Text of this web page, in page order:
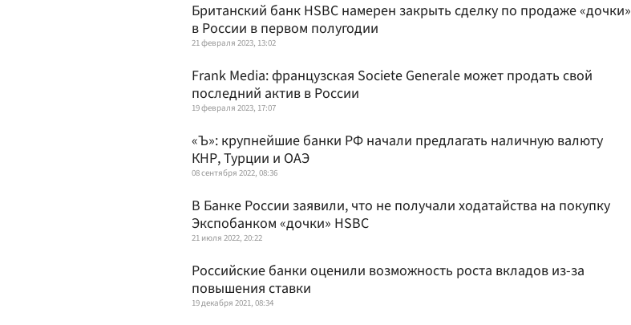
Британский банк HSBC намерен закрыть сделку по продаже «дочки»
в России в первом полугодии
21 февраля 2023, 13:02
Frank Media: французская Societe Generale может продать свой
последний актив в России
19 февраля 2023, 17:07
«Ъ»: крупнейшие банки РФ начали предлагать наличную валюту
КНР, Турции и ОАЭ
08 сентября 2022, 08:36
В Банке России заявили, что не получали ходатайства на покупку
Экспобанком «дочки» HSBC
21 июля 2022, 20:22
Российские банки оценили возможность роста вкладов из-за
повышения ставки
19 декабря 2021, 08:34